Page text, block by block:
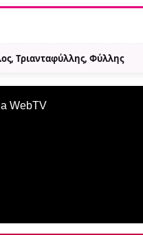
Τριανταφύλλης, Φύλλης
WebTV